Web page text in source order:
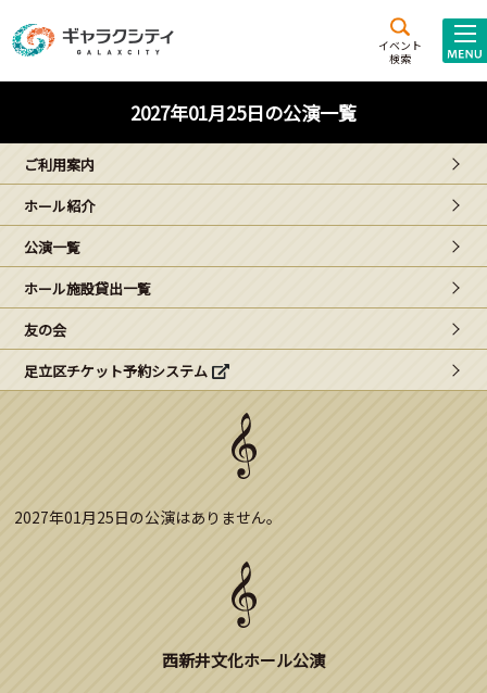
イベント
検索
施設案内
西新井
文化ホール
ギャラクシティとは
こどもみーてぃんぐ
Gがくえん
ブランドからのお知らせ
2027年01月25日の公演一覧
ご利用案内
ホール紹介
公演一覧
ホール施設貸出一覧
友の会
足立区チケット予約システム
2027年01月25日の公演はありません。
西新井文化ホール公演